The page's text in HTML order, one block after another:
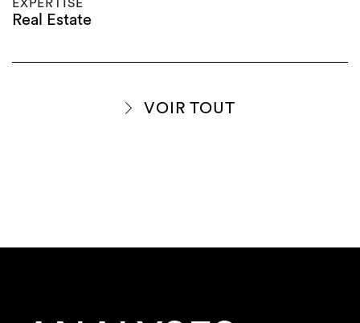
Real Estate
VOIR TOUT